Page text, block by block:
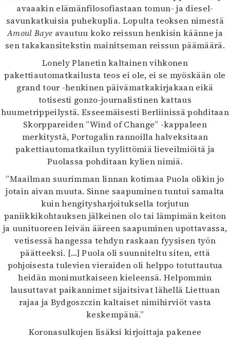
avaaakin elämänfilosofiastaan tomun- ja diesel-
savunkatkuisia puhekuplia. Lopulta teoksen nimestä
Amoul Baye avautuu koko reissun henkisin käänne ja
sen takakansitekstin mainitseman reissun päämäärä.
Lonely Planetin kaltainen vihkonen
pakettiautomatkailusta teos ei ole, ei se myöskään ole
grand tour -henkinen päivämatkakirjakaan eikä
totisesti gonzo-journalistinen kattaus
huumetrippeilystä. Esseemäisesti Berliinissä pohditaan
Skorppareiden ”Wind of Change” -kappaleen
merkitystä, Portugalin rannoilla halveksitaan
pakettiautomatkailun tyylittömiä lieveilmiöitä ja
Puolassa pohditaan kylien nimiä.
”Maailman suurimman linnan kotimaa Puola olikin jo
jotain aivan muuta. Sinne saapuminen tuntui samalta
kuin hengitysharjoituksella torjutun
paniikkikohtauksen jälkeinen olo tai lämpimän keiton
ja uunituoreen leivän ääreen saapuminen upottavassa,
vetisessä hangessa tehdyn raskaan fyysisen työn
päätteeksi. […] Puola oli suunniteltu siten, että
pohjoisesta tulevien vieraiden oli helppo totuttautua
heidän monimutkaiseen kieleensä. Helpommin
lausuttavat paikannimet sijaitsivat lähellä Liettuan
rajaa ja Bydgoszczin kaltaiset nimihirviöt vasta
keskempänä.”
Koronasulkujen lisäksi kirjoittaja pakenee